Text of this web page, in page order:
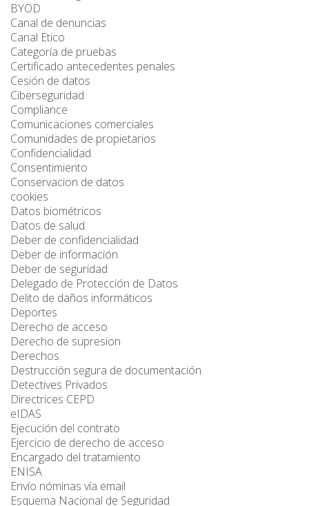
BYOD
Canal de denuncias
Canal Etico
Categoría de pruebas
Certificado antecedentes penales
Cesión de datos
Ciberseguridad
Compliance
Comunicaciones comerciales
Comunidades de propietarios
Confidencialidad
Consentimiento
Conservacion de datos
cookies
Datos biométricos
Datos de salud
Deber de confidencialidad
Deber de información
Deber de seguridad
Delegado de Protección de Datos
Delito de daños informáticos
Deportes
Derecho de acceso
Derecho de supresion
Derechos
Destrucción segura de documentación
Detectives Privados
Directrices CEPD
eIDAS
Ejecución del contrato
Ejercicio de derecho de acceso
Encargado del tratamiento
ENISA
Envío nóminas vía email
Esquema Nacional de Seguridad